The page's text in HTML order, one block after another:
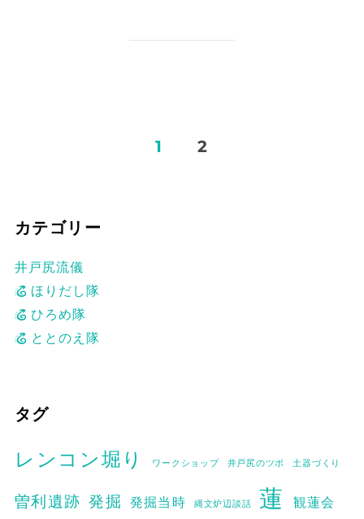
の
ー
ジ
送
1 2
カテゴリー
井戸尻流儀
ほりだし隊
ひろめ隊
ととのえ隊
タグ
レンコン堀り ワークショップ 井戸尻のツボ 土器づくり
曽利遺跡 発掘 発掘当時 縄文炉辺談話 蓮 観蓮会